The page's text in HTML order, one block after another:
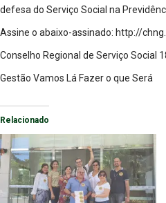
defesa do Serviço Social na
Assine o abaixo-assinado: http://
Conselho Regional de Serviço Social
Gestão Vamos Lá Fazer o que Será
Relacionado